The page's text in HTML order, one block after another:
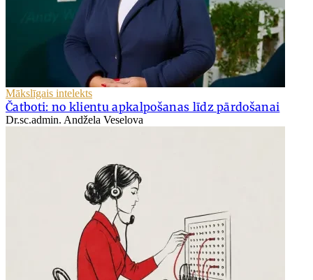
Mākslīgais intelekts
Čatboti: no klientu apkalpošanas līdz pārdošanai
Dr.sc.admin. Andžela Veselova